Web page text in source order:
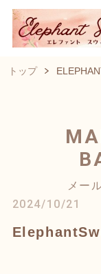
トップ
メー
2024/10/21